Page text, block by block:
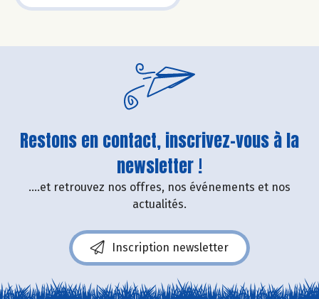
Restons en contact, inscrivez-vous à la
newsletter !
....et retrouvez nos offres, nos événements et nos
actualités.
Inscription newsletter